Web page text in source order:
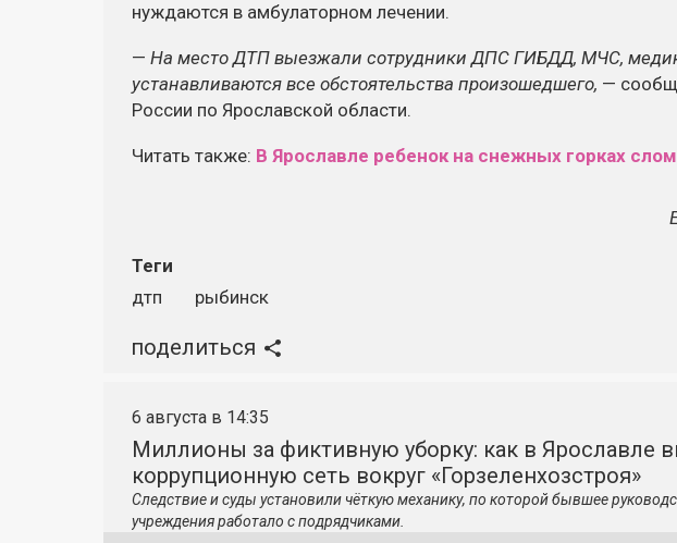
нуждаются в амбулаторном лечении.
— На место ДТП выезжали сотрудники ДПС ГИБДД, МЧС,
устанавливаются все обстоятельства произошедшего, —
России по Ярославской области.
Читать также: В Ярославле ребенок на снежных горках
Теги
дтп
рыбинск
поделиться
6 августа в 14:35
Миллионы за фиктивную уборку: как в Ярославле
коррупционную сеть вокруг «Горзеленхозстроя»
Следствие и суды установили чёткую механику, по которой бывшее
учреждения работало с подрядчиками.